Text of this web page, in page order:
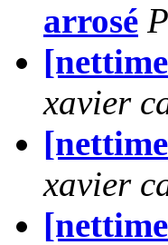
arrosé
xavier
xavier